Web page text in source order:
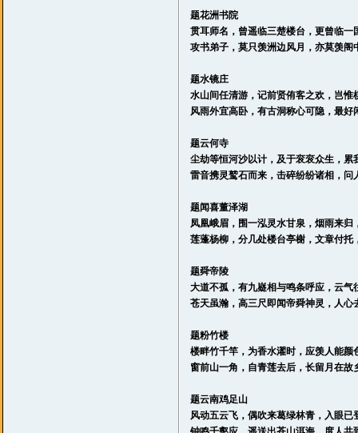
题花洲书院
贯耳师名，曾遥临三楚楼台，更曾临
攻书弟子，莫只羡洲边风月，亦莫羡
题水镜庄
水山间任清游，记前贤侑客之欢，岂惟
风雨外宜高卧，有古洞称心可隐，最
题云何寺
尘劫等恒河沙以计，及于衮衮众生，累
雷音携灵鹫石而来，击碎纷纷诸相，问
题闻喜董泽湖
凤凰峨眉，围一泓灵水甘泉，烟雨来归
莲蓬杨柳，分几处楼台亭榭，文章付托
题舜帝陵
大道不孤，有九嶷相与鸣条呼应，云气
苍天虽瀚，高三尺即闻帝舜神灵，人心
题粉竹楼
楼畔竹千竿，为香水濯时，应羡人能颜
窗前山一角，自青莲去后，长留月在故
题云南鸡足山
风动五云飞，偶吹来葛绿林青，入眼已